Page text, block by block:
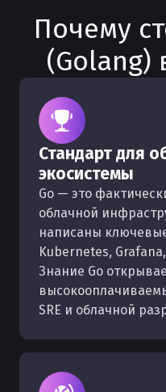
Почему
(Golang)
Стандарт для
экосистемы
Go — это
облачной
написаны
Kubernetes,
Знание Go
SRE и облачной